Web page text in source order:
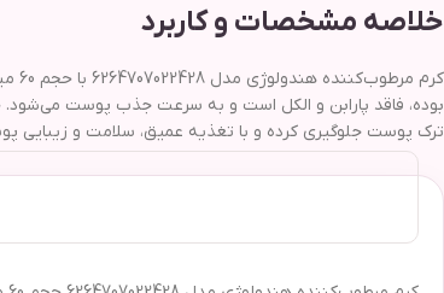
خلاصه مشخصات و کاربرد
بوده، فاقد پارابن و الکل است و به سرعت جذب پوست
ترک پوست جلوگیری کرده و با تغذیه عمیق، سلامت و زیبایی